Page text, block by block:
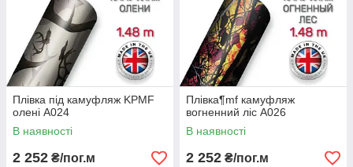
Плівка під камуфляж KPMF
олені A024
В наявності
2 252 ₴/пог.м
Плівка¶mf камуфляж
вогненний ліс A026
В наявності
2 252 ₴/пог.м